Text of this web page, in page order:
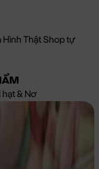
Hình Thật Shop tự
& Nơ